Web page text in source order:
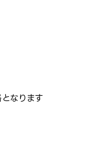
なります